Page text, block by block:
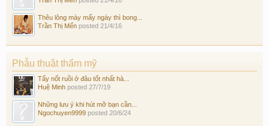
Thêu lông mày mấy ngày thì bong...
Trần Thị Mến posted 21/4/16
Phẫu thuật thẩm mỹ
Tẩy nốt ruồi ở đâu tốt nhất hà...
Huệ Minh posted 27/7/19
Những lưu ý khi hút mỡ bạn cần...
Ngochuyen9999 posted 20/6/24